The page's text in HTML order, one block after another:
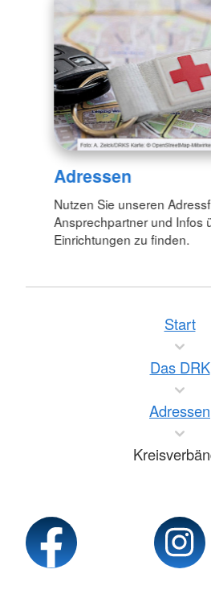
Adressen
Nutzen Sie unseren
Ansprechpartner und Infos
Einrichtungen zu finden.
Start
Das DRK
Adressen